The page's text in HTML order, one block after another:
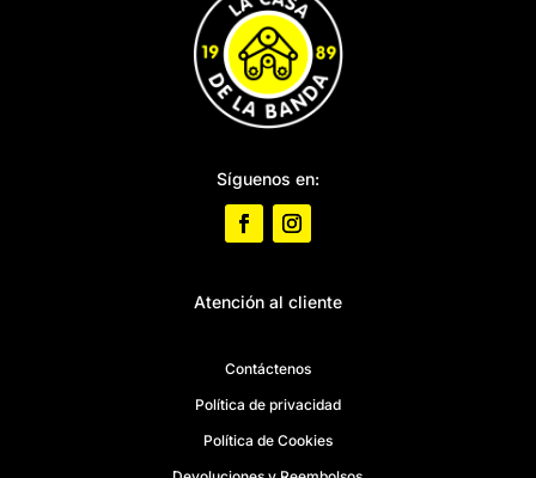
Síguenos en:
Atención al cliente
Contáctenos
Política de privacidad
Política de Cookies